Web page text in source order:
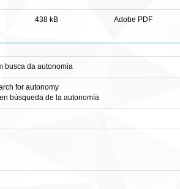
438 kB Adobe PDF
busca da autonomia
for autonomy
búsqueda de la autonomía